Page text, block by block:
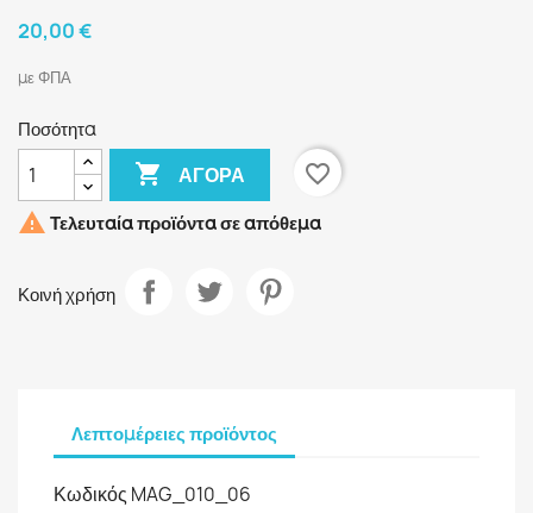
20,00 €
με ΦΠΑ
Ποσότητα
 ΑΓΟΡΆ
favorite_border
 Τελευταία προϊόντα σε απόθεμα
Κοινή χρήση
Λεπτομέρειες προϊόντος
Κωδικός MAG_010_06